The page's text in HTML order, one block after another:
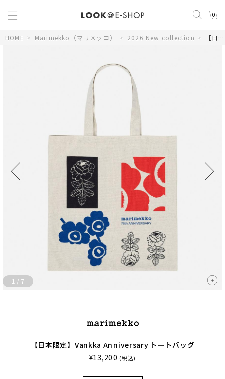
0
HOME > Marimekko（マリメッコ） > 2026 New collection > 【日本限定】Vankka Anniversary トートバッグ
1 / 7
【日本限定】Vankka Anniversary トートバッグ
¥13,200 (税込)